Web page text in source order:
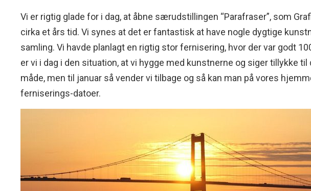
Vi er rigtig glade for i dag, at åbne særudstillingen “Parafraser”, som
cirka et års tid. Vi synes at det er fantastisk at have nogle dygtige
samling. Vi havde planlagt en rigtig stor fernisering, hvor der var godt
er vi i dag i den situation, at vi hygge med kunstnerne og siger tillykke
måde, men til januar så vender vi tilbage og så kan man på vores
ferniserings-datoer.